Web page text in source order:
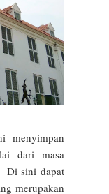
menyimpan
dari masa
Di sini dapat
merupakan